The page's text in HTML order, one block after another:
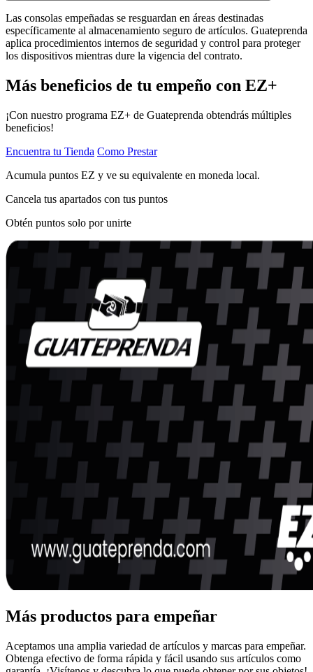
Las consolas empeñadas se resguardan en áreas destinadas
específicamente al almacenamiento seguro de artículos. Guateprenda
aplica procedimientos internos de seguridad y control para proteger
los dispositivos mientras dure la vigencia del contrato.
Más beneficios de tu empeño con EZ+
¡Con nuestro programa EZ+ de Guateprenda obtendrás múltiples
beneficios!
Encuentra tu Tienda Como Prestar
Acumula puntos EZ y ve su equivalente en moneda local.
Cancela tus apartados con tus puntos
Obtén puntos solo por unirte
Más productos para empeñar
Aceptamos una amplia variedad de artículos y marcas para empeñar.
Obtenga efectivo de forma rápida y fácil usando sus artículos como